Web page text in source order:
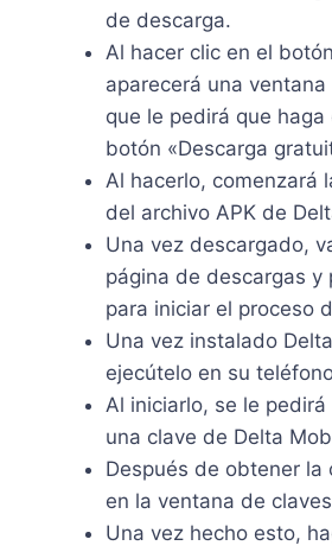
de descarga.
Al hacer clic en el
aparecerá una
que le pedirá que haga
botón «Descarga
Al hacerlo, comenzará
del archivo APK de
Una vez descargado,
página de descargas y
para iniciar el proceso
Una vez instalado
ejecútelo en su
Al iniciarlo, se le
una clave de Delta
Después de obtener la
en la ventana de
Una vez hecho esto,